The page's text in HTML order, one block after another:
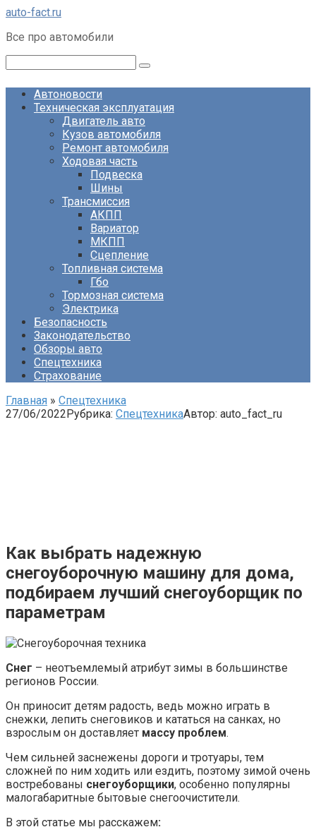
Перейти
контенту
auto-fact.ru
Все про автомобили
Автоновости
Техническая эксплуатация
Двигатель авто
Кузов автомобиля
Ремонт автомобиля
Ходовая часть
Подвеска
Шины
Трансмиссия
АКПП
Вариатор
МКПП
Сцепление
Топливная система
Гбо
Тормозная система
Электрика
Безопасность
Законодательство
Обзоры авто
Спецтехника
Страхование
Главная » Спецтехника
27/06/2022Рубрика: СпецтехникаАвтор: auto_fact_ru
Как выбрать надежную
снегоуборочную машину для дома,
подбираем лучший снегоуборщик по
параметрам
Снег – неотъемлемый атрибут зимы в большинстве
регионов России.
Он приносит детям радость, ведь можно играть в
снежки, лепить снеговиков и кататься на санках, но
взрослым он доставляет массу проблем.
Чем сильней заснежены дороги и тротуары, тем
сложней по ним ходить или ездить, поэтому зимой очень
востребованы снегоуборщики, особенно популярны
малогабаритные бытовые снегоочистители.
В этой статье мы расскажем: